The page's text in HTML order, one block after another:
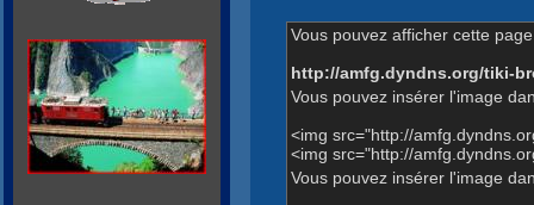
Vous pouvez afficher cette
http://amfg.dyndns.org/tiki-
Vous pouvez insérer l'image
<img src="http://
<img src="http://
Vous pouvez insérer l'image